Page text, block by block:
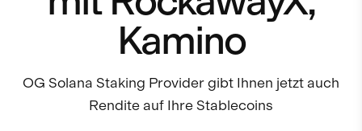
Kamino
OG Solana Staking Provider gibt Ihnen jetzt auch
Rendite auf Ihre Stablecoins